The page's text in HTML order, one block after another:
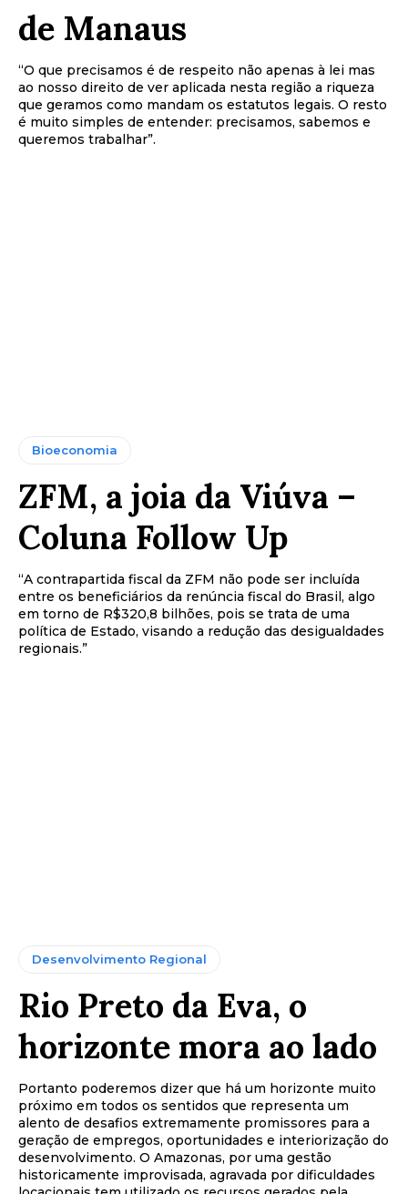
de Manaus
“O que precisamos é de respeito não apenas à lei mas
ao nosso direito de ver aplicada nesta região a riqueza
que geramos como mandam os estatutos legais. O resto
é muito simples de entender: precisamos, sabemos e
queremos trabalhar”.
Bioeconomia
ZFM, a joia da Viúva –
Coluna Follow Up
“A contrapartida fiscal da ZFM não pode ser incluída
entre os beneficiários da renúncia fiscal do Brasil, algo
em torno de R$320,8 bilhões, pois se trata de uma
política de Estado, visando a redução das desigualdades
regionais.”
Desenvolvimento Regional
Rio Preto da Eva, o
horizonte mora ao lado
Portanto poderemos dizer que há um horizonte muito
próximo em todos os sentidos que representa um
alento de desafios extremamente promissores para a
geração de empregos, oportunidades e interiorização do
desenvolvimento. O Amazonas, por uma gestão
historicamente improvisada, agravada por dificuldades